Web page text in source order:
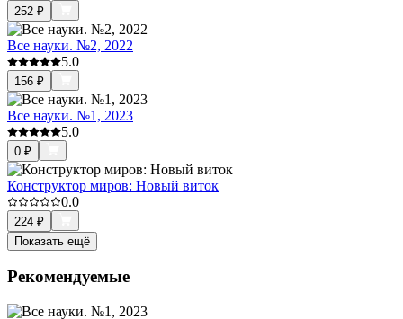
252 ₽
Все науки. №2, 2022
5.0
156 ₽
Все науки. №1, 2023
5.0
0 ₽
Конструктор миров: Новый виток
0.0
224 ₽
Показать ещё
Рекомендуемые